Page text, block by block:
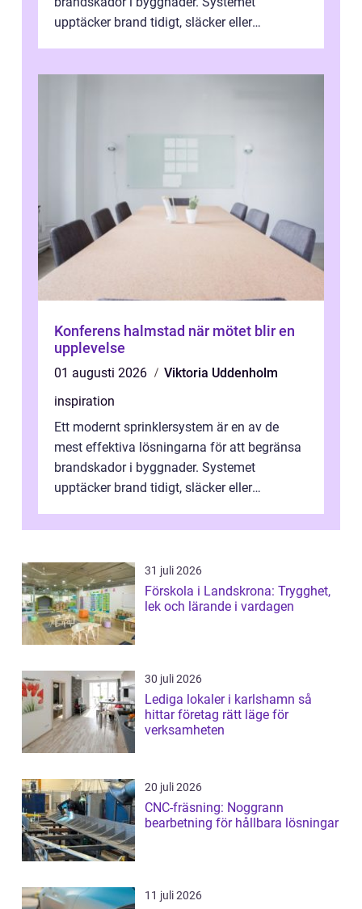
upptäcker brand tidigt, släcker eller
Konferens halmstad när mötet blir en
upplevelse
01 augusti 2026
Viktoria Uddenholm
inspiration
Ett modernt sprinklersystem är en av de
mest effektiva lösningarna för att begränsa
brandskador i byggnader. Systemet
upptäcker brand tidigt, släcker eller
31 juli 2026
Förskola i Landskrona: Trygghet,
lek och lärande i vardagen
30 juli 2026
Lediga lokaler i karlshamn så
hittar företag rätt läge för
verksamheten
20 juli 2026
CNC-fräsning: Noggrann
bearbetning för hållbara lösningar
11 juli 2026